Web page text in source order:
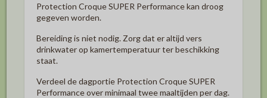
Protection Croque SUPER Performance kan droog
gegeven worden.
Bereiding is niet nodig. Zorg dat er altijd vers
drinkwater op kamertemperatuur ter beschikking
staat.
Verdeel de dagportie Protection Croque SUPER
Performance over minimaal twee maaltijden per dag.